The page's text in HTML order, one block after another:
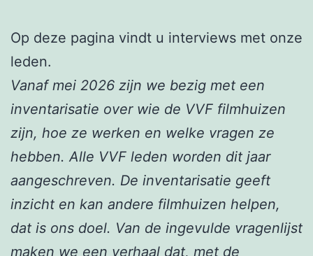
Op deze pagina vindt u interviews met onze
leden.
Vanaf mei 2026 zijn we bezig met een
inventarisatie over wie de VVF filmhuizen
zijn, hoe ze werken en welke vragen ze
hebben. Alle VVF leden worden dit jaar
aangeschreven. De inventarisatie geeft
inzicht en kan andere filmhuizen helpen,
dat is ons doel. Van de ingevulde vragenlijst
maken we een verhaal dat, met de